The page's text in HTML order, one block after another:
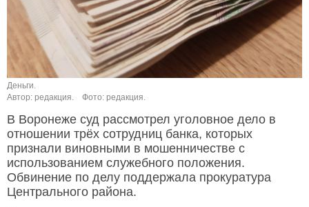
Деньги.
Автор: редакция.
Фото: редакция.
В Воронеже суд рассмотрел уголовное дело в
отношении трёх сотрудниц банка, которых
признали виновными в мошенничестве с
использованием служебного положения.
Обвинение по делу поддержала прокуратура
Центрального района.